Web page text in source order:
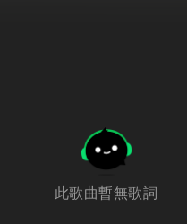
此歌曲暫無歌詞